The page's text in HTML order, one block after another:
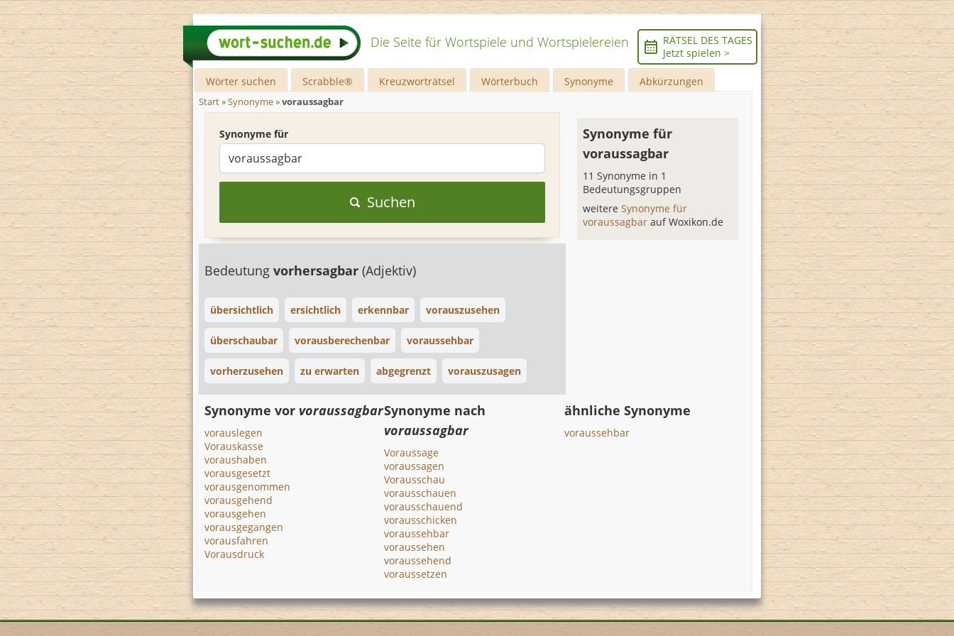
Die Seite für Wortspiele und Wortspielereien
RÄTSEL DES TAGES
Jetzt spielen >
Wörter suchen Scrabble® Kreuzworträtsel Wörterbuch Synonyme Abkürzungen
Start»Synonyme»voraussagbar
Synonyme für
Suchen
Bedeutung vorhersagbar (Adjektiv)
übersichtlich ersichtlich erkennbar vorauszusehen
überschaubar vorausberechenbar voraussehbar
vorherzusehen zu erwarten abgegrenzt vorauszusagen
Synonyme für
voraussagbar
11 Synonyme in 1
Bedeutungsgruppen
weitereSynonyme für
voraussagbarauf Woxikon.de
Synonyme vor voraussagbar
vorauslegen
Vorauskasse
voraushaben
vorausgesetzt
vorausgenommen
vorausgehend
vorausgehen
vorausgegangen
vorausfahren
Vorausdruck
Synonyme nach
voraussagbar
Voraussage
voraussagen
Vorausschau
vorausschauen
vorausschauend
vorausschicken
voraussehbar
voraussehen
voraussehend
voraussetzen
ähnliche Synonyme
voraussehbar